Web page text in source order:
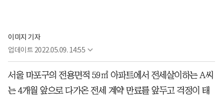
이미지 기자
업데이트 2022.05.09. 14:55
서울 마포구의 전용면적 59㎡ 아파트에서 전세살이하는 A씨
는 4개월 앞으로 다가온 전세 계약 만료를 앞두고 걱정이 태